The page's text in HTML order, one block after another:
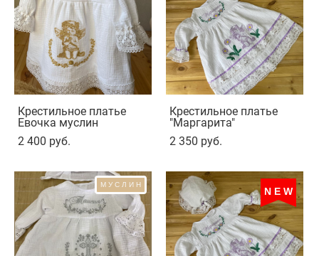
Крестильное платье
Евочка муслин
2 400 pуб.
Крестильное платье
"Маргарита"
2 350 pуб.
МУСЛИН
NEW